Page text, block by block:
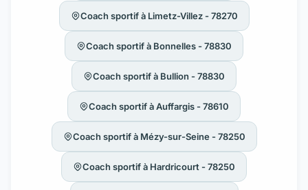
Coach sportif à Limetz-Villez - 78270
Coach sportif à Bonnelles - 78830
Coach sportif à Bullion - 78830
Coach sportif à Auffargis - 78610
Coach sportif à Mézy-sur-Seine - 78250
Coach sportif à Hardricourt - 78250